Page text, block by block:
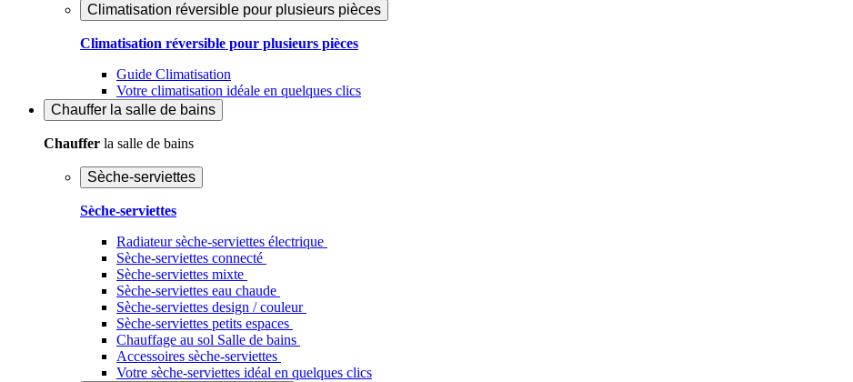
Climatisation réversible pour plusieurs pièces
Climatisation réversible pour plusieurs pièces
Guide Climatisation
Votre climatisation idéale en quelques clics
Chauffer la salle de bains
Chauffer la salle de bains
Sèche-serviettes
Sèche-serviettes
Radiateur sèche-serviettes électrique
Sèche-serviettes connecté
Sèche-serviettes mixte
Sèche-serviettes eau chaude
Sèche-serviettes design / couleur
Sèche-serviettes petits espaces
Chauffage au sol Salle de bains
Accessoires sèche-serviettes
Votre sèche-serviettes idéal en quelques clics